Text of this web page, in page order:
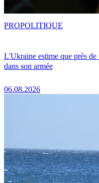
L'Ukraine estime que près
dans son armée
06.08.2026
PROPOLITIQUE